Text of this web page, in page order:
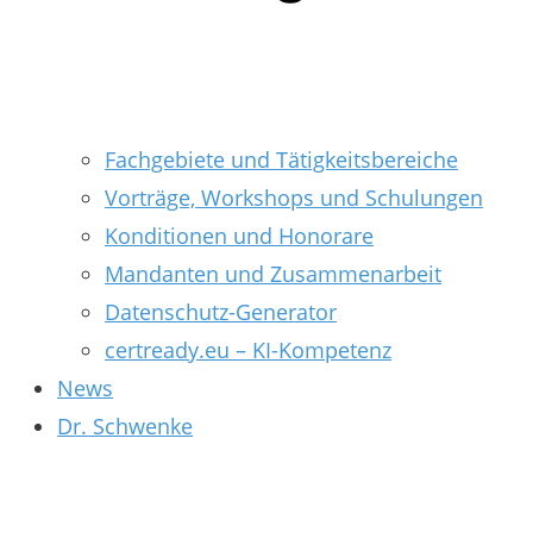
Fachgebiete und Tätigkeitsbereiche
Vorträge, Workshops und Schulungen
Konditionen und Honorare
Mandanten und Zusammenarbeit
Datenschutz-Generator
certready.eu – KI-Kompetenz
News
Dr. Schwenke